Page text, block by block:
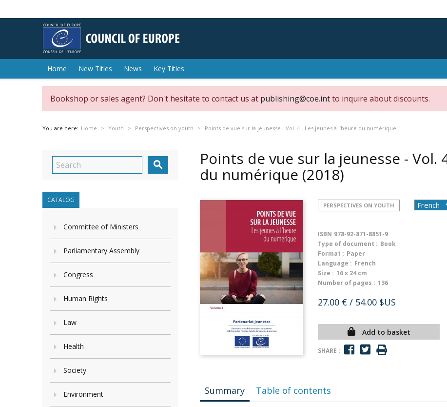
Home New Titles News Key Titles
Bookshop or sales agent? Don't hesitate to contact us at publishing@coe.intto inquire about discounts.
You are here: Home Youth Perspectives on youth Points de vue sur la jeunesse - Vol. 4 - Les jeunes à l’heure du numérique

CATALOG
Committee of Ministers
Parliamentary Assembly
Congress
Human Rights
Law
Health
Society
Environment
Points de vue sur la jeunesse - Vol.
du numérique (2018)
PERSPECTIVES ON YOUTH
ISBN 978-92-871-8851-9
Type of document : Book
Format : Paper
Language : French
Size : 16 x 24 cm
Number of pages : 136
27.00 € / 54.00 $US
Add to basket
SHARE :
Summary Table of contents